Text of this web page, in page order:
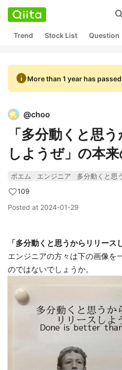
Trend Stock List Question
infoMore than 1 year has
@choo
「多分動くと思
しようぜ」の本
ポエム エンジニア
多分動くと思
109
Posted at 2024-01-29
「多分動くと思うからリリース
エンジニアの方々は下の画像を
のではないでしょうか。